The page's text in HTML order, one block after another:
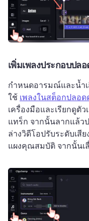
เพิ่มเพลงประกอบปล
กำหนดอารมณ์และน้ำ
ใช้ เพลงในสต็อกปลอ
เครื่องมือและเรียกดูตั
แทร็ก จากนั้นลากแล้ว
ล่างวิดีโอปรับระดับเสี
แผงคุณสมบัติ จากนั้นเ